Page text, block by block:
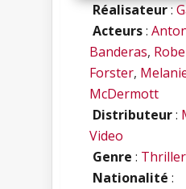
Réalisateur:
Acteurs:
Banderas,
Forster,
McDermott
Distributeur:
Video
Genre : Thriller
Nationalité :